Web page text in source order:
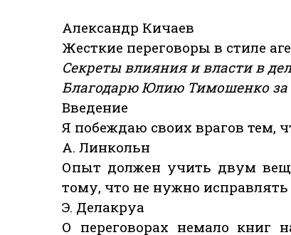
Александр Кичаев
Жесткие переговоры в стиле
Секреты влияния и власти в
Благодарю Юлию Тимошенко
Введение
Я побеждаю своих врагов тем,
А. Линкольн
Опыт должен учить двум
тому, что не нужно
Э. Делакруа
О переговорах немало книг